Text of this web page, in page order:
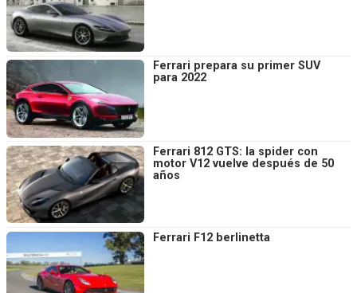
Ferrari prepara su primer SUV
para 2022
Ferrari 812 GTS: la spider con
motor V12 vuelve después de 50
años
Ferrari F12 berlinetta